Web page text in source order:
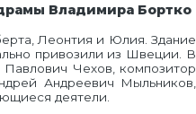
Владимира Бортко
Леонтия и Юлия. Здание
привозили из Швеции. В
Чехов, композитор
Андреевич Мыльников,
деятели.